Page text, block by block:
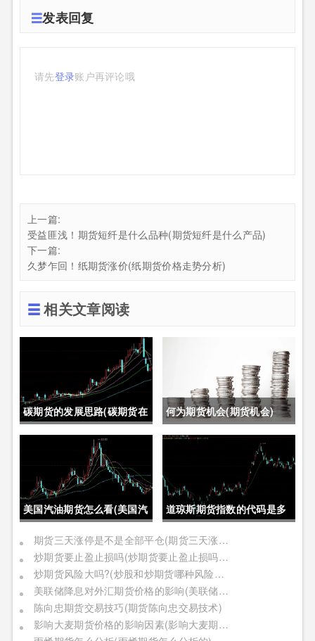
发表回复
请先登录账户再评论哦
上一篇:
受益匪浅！期货短纤是什么品种(期货短纤是什么产品)
下一篇:
久梦乍回！纸期货涨价(纸期货价格走势分析)
相关文章阅读
碳期货的发展思路(碳期货在
中国的发展)
何为期货机会(期货机会)
美国汽油期货怎么看(美国汽
油期货价格)
道琼斯期货指数的代码是多
少位(道琼斯期货指数的代码
是多少位的)
期货三天涨停是不是全部平仓(期货三天涨停是不是全部平仓了)
炒期货要止盈止损吗(炒期货要止盈止损吗是真的吗)
炒期货风险大吗?(炒股和炒期货哪种风险更大)
美联储降息对外汇期货价格的影响(美联储降息对外汇期货价格的影响有哪些)
陈向忠期货交易技巧(期货陈向忠交易技术)
影响大麦期货价格的影响因素(影响大麦期货价格的影响因素有哪些)